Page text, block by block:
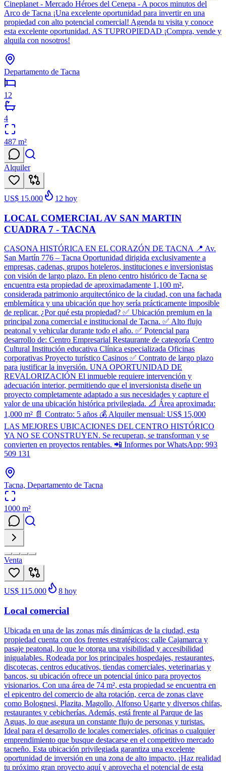
Cineplanet - Mercado Héroes del Cenepa - A pocos minutos del
Arco de Tacna ¡Una excelente oportunidad para invertir en una
propiedad con alto potencial comercial! Agenda tu visita y conoce
esta excelente oportunidad. AS TUPROPIEDAD ¡Compra, vende y
alquila con nosotros!
Departamento de Tacna
12
4
487 m²
Alquiler
US$ 15.000 12 hoy
LOCAL COMERCIAL AV SAN MARTIN
CUADRA 7 - TACNA
CASONA HISTÓRICA EN EL CORAZÓN DE TACNA 📍 Av.
San Martín 776 – Tacna Oportunidad dirigida exclusivamente a
empresas, cadenas, grupos hoteleros, instituciones e inversionistas
con visión de largo plazo. En pleno centro histórico de Tacna se
encuentra esta propiedad de aproximadamente 1,100 m²,
considerada patrimonio arquitectónico de la ciudad, con una fachada
emblemática y una ubicación que hoy sería prácticamente imposible
de replicar. ¿Por qué esta propiedad? ✅ Ubicación premium en la
principal zona comercial e institucional de Tacna. ✅ Alto flujo
peatonal y vehicular durante todo el año. ✅ Potencial para
desarrollo de: Centro Empresarial Restaurante de categoría Centro
Cultural Institución educativa Clínica especializada Oficinas
corporativas Proyecto turístico Casinos ✅ Contrato de largo plazo
para justificar la inversión. UNA OPORTUNIDAD DE
REVALORIZACIÓN El inmueble requiere intervención y
adecuación interior, permitiendo que el inversionista diseñe un
proyecto completamente adaptado a sus necesidades y capture el
valor de una ubicación histórica privilegiada. 📐 Área aproximada:
1,000 m² 📄 Contrato: 5 años 💰 Alquiler mensual: US$ 15,000
LAS MEJORES UBICACIONES DEL CENTRO HISTÓRICO
YA NO SE CONSTRUYEN. Se recuperan, se transforman y se
convierten en proyectos rentables. 📲 Informes por WhatsApp: 993
509 131
Tacna, Departamento de Tacna
1000 m²
Venta
US$ 115.000 8 hoy
Local comercial
Ubicada en una de las zonas más dinámicas de la ciudad, esta
propiedad cuenta con dos frentes estratégicos: calle Cajamarca y
pasaje peatonal, lo que le otorga una visibilidad y accesibilidad
inigualables. Rodeada por los principales hospedajes, restaurantes,
discotecas, centros educativos, tiendas comerciales, veterinarias y
bancos, su ubicación ofrece un potencial único para proyectos
visionarios. Con una área de 74 m², esta propiedad se encuentra en
el epicentro del comercio de alta rotación, cerca de zonas clave
como Bolognesi, Plazita, Magollo, Alfonso Ugarte y diversos chifas,
restaurantes y cebicherías. Además, está frente al Parque de las
Aguas, lo que asegura un constante flujo de personas y turistas.
Ideal para el desarrollo de locales comerciales, oficinas o cualquier
emprendimiento que busque destacarse en el competitivo mercado
tacneño. Esta ubicación privilegiada garantiza una excelente
oportunidad de inversión en una zona de alto impacto. ¡Haz realidad
tu próximo gran proyecto aquí y aprovecha el potencial de esta